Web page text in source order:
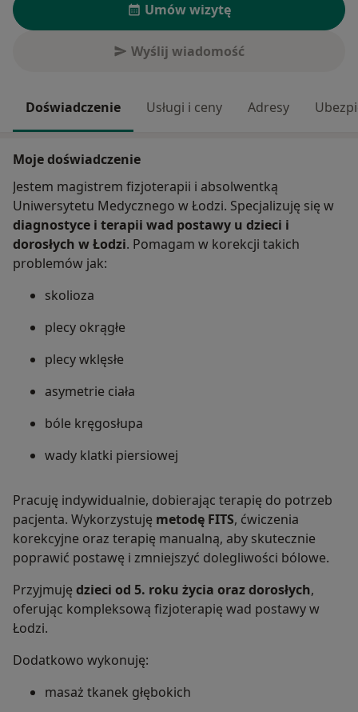
Umów wizytę
Wyślij wiadomość
Doświadczenie Usługi i ceny Adresy
Moje doświadczenie
Jestem magistrem fizjoterapii i absolwentką
Uniwersytetu Medycznego w Łodzi. Specjalizuję się w
diagnostyce i terapii wad postawy u dzieci i
dorosłych w Łodzi. Pomagam w korekcji takich
problemów jak:
skolioza
plecy okrągłe
plecy wklęsłe
asymetrie ciała
bóle kręgosłupa
wady klatki piersiowej
Pracuję indywidualnie, dobierając terapię do potrzeb
pacjenta. Wykorzystuję metodę FITS, ćwiczenia
korekcyjne oraz terapię manualną, aby skutecznie
poprawić postawę i zmniejszyć dolegliwości bólowe.
Przyjmuję dzieci od 5. roku życia oraz dorosłych,
oferując kompleksową fizjoterapię wad postawy w
Łodzi.
Dodatkowo wykonuję:
masaż tkanek głębokich